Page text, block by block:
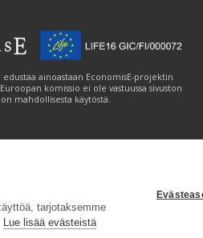
tarjotaksemme
Lue lisää evästeistä
edustaa ainoastaan EconomisE-projektin
komissio ei ole vastuussa sivuston
mahdollisesta käytöstä.
|Lähetä palautetta